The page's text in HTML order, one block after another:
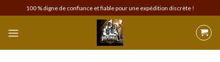
to
content
100 % digne de confiance et fiable pour une expédition discrète !